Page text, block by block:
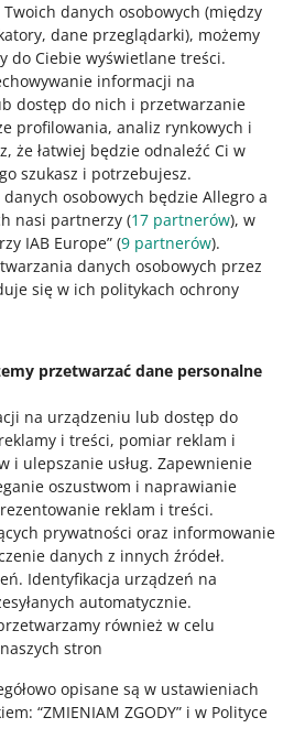
danych osobowych (między
dane przeglądarki), możemy
do Ciebie wyświetlane treści.
informacji na
dostęp do nich i przetwarzanie
profilowania, analiz rynkowych i
że łatwiej będzie odnaleźć Ci w
szukasz i potrzebujesz.
osobowych będzie Allegro a
nasi partnerzy (17 partnerów), w
IAB Europe” (9 partnerów).
danych osobowych przez
się w ich politykach ochrony
przetwarzać dane personalne
na urządzeniu lub dostęp do
i treści, pomiar reklam i
i ulepszanie usług. Zapewnienie
oszustwom i naprawianie
reklam i treści.
prywatności oraz informowanie
danych z innych źródeł.
. Identyfikacja urządzeń na
automatycznie.
również w celu
stron
opisane są w ustawieniach
“ZMIENIAM ZGODY” i w Polityce
będzie mógł w jednej chwili
Ciebie i więcej tych ocen
w Twoich statystykach.
nowości?
10 - Rewelacja
3 4 5 6
z nami
Gadane